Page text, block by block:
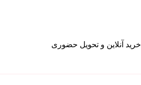
خرید آنلاین و تحویل حضوری